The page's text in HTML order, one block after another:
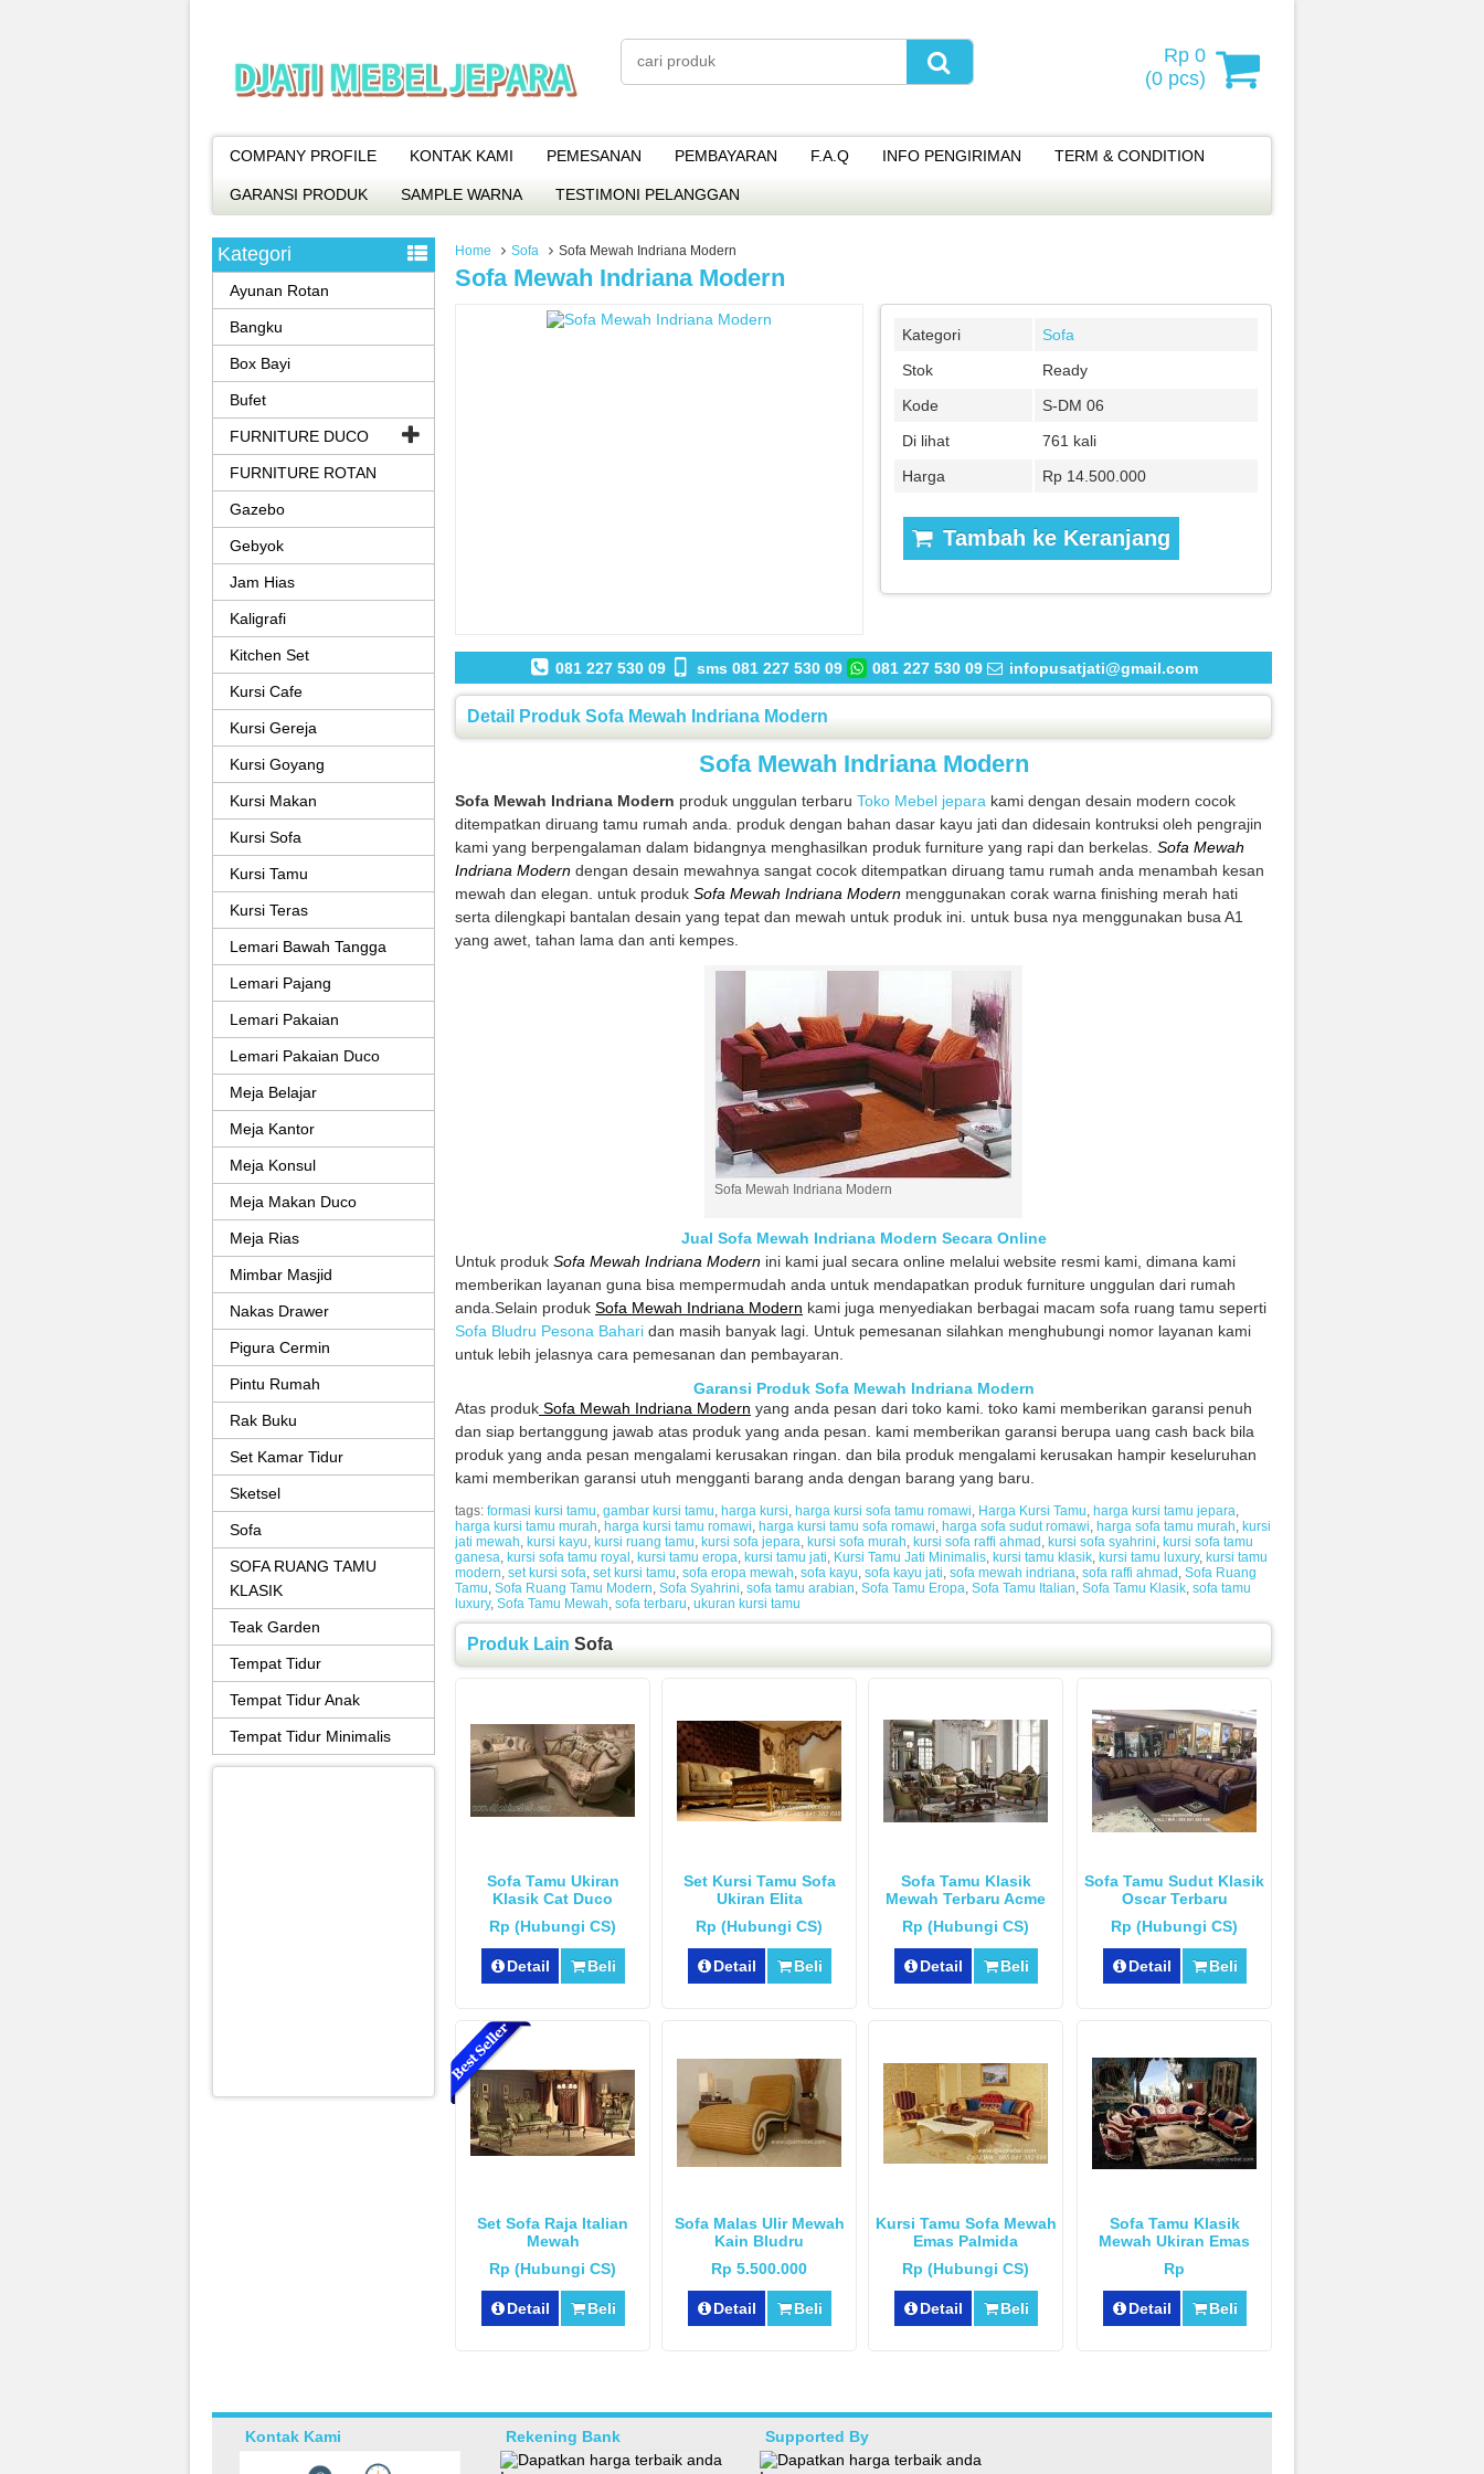
Rp 0
(0 pcs)
COMPANY PROFILE KONTAK KAMI PEMESANAN PEMBAYARAN F.A.Q INFO PENGIRIMAN TERM & CONDITION
GARANSI PRODUK SAMPLE WARNA TESTIMONI PELANGGAN
Home Sofa Sofa Mewah Indriana Modern
Sofa Mewah Indriana Modern
Kategori
Sofa
Stok
Ready
Kode
S-DM 06
Di lihat
761 kali
Harga
Rp 14.500.000
Tambah ke Keranjang
081 227 530 09 sms 081 227 530 09 081 227 530 09 infopusatjati@gmail.com
Detail Produk Sofa Mewah Indriana Modern
Sofa Mewah Indriana Modern
Sofa Mewah Indriana Modern produk unggulan terbaru Toko Mebel jepara kami dengan desain modern cocok
ditempatkan diruang tamu rumah anda. produk dengan bahan dasar kayu jati dan didesain kontruksi oleh pengrajin
kami yang berpengalaman dalam bidangnya menghasilkan produk furniture yang rapi dan berkelas. Sofa Mewah
Indriana Modern dengan desain mewahnya sangat cocok ditempatkan diruang tamu rumah anda menambah kesan
mewah dan elegan. untuk produk Sofa Mewah Indriana Modern menggunakan corak warna finishing merah hati
serta dilengkapi bantalan desain yang tepat dan mewah untuk produk ini. untuk busa nya menggunakan busa A1
yang awet, tahan lama dan anti kempes.
Sofa Mewah Indriana Modern
Jual Sofa Mewah Indriana Modern Secara Online
Untuk produk Sofa Mewah Indriana Modern ini kami jual secara online melalui website resmi kami, dimana kami
memberikan layanan guna bisa mempermudah anda untuk mendapatkan produk furniture unggulan dari rumah
anda.Selain produk Sofa Mewah Indriana Modern kami juga menyediakan berbagai macam sofa ruang tamu seperti
Sofa Bludru Pesona Bahari dan masih banyak lagi. Untuk pemesanan silahkan menghubungi nomor layanan kami
untuk lebih jelasnya cara pemesanan dan pembayaran.
Garansi Produk Sofa Mewah Indriana Modern
Atas produk Sofa Mewah Indriana Modern yang anda pesan dari toko kami. toko kami memberikan garansi penuh
dan siap bertanggung jawab atas produk yang anda pesan. kami memberikan garansi berupa uang cash back bila
produk yang anda pesan mengalami kerusakan ringan. dan bila produk mengalami kerusakan hampir keseluruhan
kami memberikan garansi utuh mengganti barang anda dengan barang yang baru.
tags: formasi kursi tamu, gambar kursi tamu, harga kursi, harga kursi sofa tamu romawi, Harga Kursi Tamu, harga kursi tamu jepara,
harga kursi tamu murah, harga kursi tamu romawi, harga kursi tamu sofa romawi, harga sofa sudut romawi, harga sofa tamu murah, kursi
jati mewah, kursi kayu, kursi ruang tamu, kursi sofa jepara, kursi sofa murah, kursi sofa raffi ahmad , kursi sofa syahrini, kursi sofa tamu
ganesa, kursi sofa tamu royal , kursi tamu eropa, kursi tamu jati, Kursi Tamu Jati Minimalis, kursi tamu klasik, kursi tamu luxury, kursi tamu
modern, set kursi sofa, set kursi tamu, sofa eropa mewah, sofa kayu, sofa kayu jati, sofa mewah indriana, sofa raffi ahmad , Sofa Ruang
Tamu, Sofa Ruang Tamu Modern, Sofa Syahrini, sofa tamu arabian, Sofa Tamu Eropa, Sofa Tamu Italian, Sofa Tamu Klasik, sofa tamu
luxury, Sofa Tamu Mewah, sofa terbaru, ukuran kursi tamu
Produk Lain Sofa
Sofa Tamu Ukiran
Klasik Cat Duco
Rp (Hubungi CS)
Detail Beli
Set Kursi Tamu Sofa
Ukiran Elita
Rp (Hubungi CS)
Detail Beli
Sofa Tamu Klasik
Mewah Terbaru Acme
Rp (Hubungi CS)
Detail Beli
Sofa Tamu Sudut Klasik
Oscar Terbaru
Rp (Hubungi CS)
Detail Beli
Set Sofa Raja Italian
Mewah
Rp (Hubungi CS)
Detail Beli
Sofa Malas Ulir Mewah
Kain Bludru
Rp 5.500.000
Detail Beli
Kursi Tamu Sofa Mewah
Emas Palmida
Rp (Hubungi CS)
Detail Beli
Sofa Tamu Klasik
Mewah Ukiran Emas
Rp
Detail Beli
Kategori
Ayunan Rotan
Bangku
Box Bayi
Bufet
FURNITURE DUCO
FURNITURE ROTAN
Gazebo
Gebyok
Jam Hias
Kaligrafi
Kitchen Set
Kursi Cafe
Kursi Gereja
Kursi Goyang
Kursi Makan
Kursi Sofa
Kursi Tamu
Kursi Teras
Lemari Bawah Tangga
Lemari Pajang
Lemari Pakaian
Lemari Pakaian Duco
Meja Belajar
Meja Kantor
Meja Konsul
Meja Makan Duco
Meja Rias
Mimbar Masjid
Nakas Drawer
Pigura Cermin
Pintu Rumah
Rak Buku
Set Kamar Tidur
Sketsel
Sofa
SOFA RUANG TAMU
KLASIK
Teak Garden
Tempat Tidur
Tempat Tidur Anak
Tempat Tidur Minimalis
Kontak Kami Rekening Bank Supported By